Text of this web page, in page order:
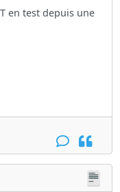
en test depuis une